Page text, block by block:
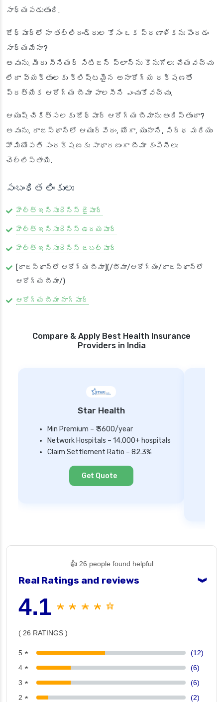
సాధ్యపడుతుంది.
జోధ్‌పూర్‌లో నా తల్లిదండ్రుల కోసం ఒక ప్రణాళికను పొందడం
సాధ్యమేనా?
అవును. మీరు సీనియర్ సిటిజన్ ప్లాన్‌ను కొనుగోలు చేయవచ్చు
లేదా వ్యక్తులకు క్లిష్టమైన అనారోగ్య రక్షణతో
ప్రత్యేక ఆరోగ్య బీమా పాలసీని ఎంచుకోవచ్చు.
ఆయుష్ చికిత్సలకు జోధ్‌పూర్ ఆరోగ్య బీమాను అందిస్తుందా?
అవును, రాజస్థాన్‌లో ఆయుర్వేదం, యోగా, యునాని, సిద్ధ మరియు
హోమియోపతి సంరక్షణకు సాధారణంగా బీమా కంపెనీలు
చెల్లిస్తాయి.
సంబంధిత లింకులు
హెల్త్ ఇన్సూరెన్స్ జైపూర్
హెల్త్ ఇన్సూరెన్స్ ఉదయపూర్
హెల్త్ ఇన్సూరెన్స్ జబల్పూర్
[రాజస్థాన్‌లో ఆరోగ్య బీమా](/భీమా/ఆరోగ్యం/రాజస్థాన్‌లో
ఆరోగ్య బీమా/)
ఆరోగ్య బీమా నాగ్‌పూర్
Compare & Apply Best Health Insurance
Providers in India
Star Health
Min Premium – ₹ 3600/year
Network Hospitals – 14,000+ hospitals
Claim Settlement Ratio – 82.3%
Get Quote
👍 26 people found helpful
Real Ratings and reviews ❯
4.1 ★ ★ ★ ★ ☆
( 26 RATINGS )
5 ★
(12)
4 ★
(6)
3 ★
(6)
2 ★
(2)